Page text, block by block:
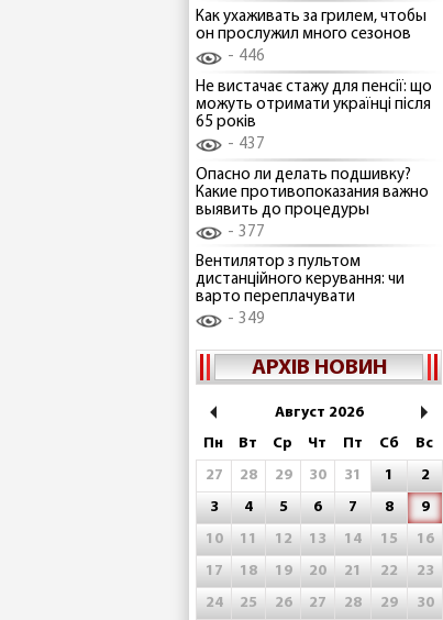
Как ухаживать за грилем, чтобы
он прослужил много сезонов
446
Не вистачає стажу для пенсії: що
можуть отримати українці після
65 років
437
Опасно ли делать подшивку?
Какие противопоказания важно
выявить до процедуры
377
Вентилятор з пультом
дистанційного керування: чи
варто переплачувати
349
АРХІВ НОВИН
Август 2026
Пн
Вт Ср Чт Пт Сб
Вс
27
28 29 30 31 1
2
3
4 5 6 7 8
9
10
11 12 13 14 15
16
17
18 19 20 21 22
23
24
25 26 27 28 29
30